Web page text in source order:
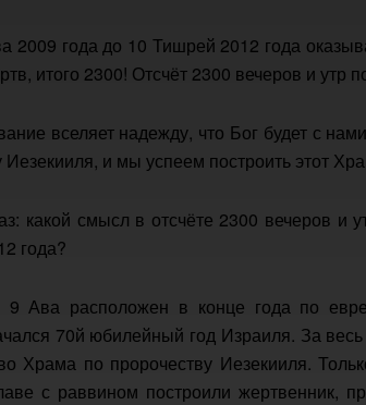
2009 года до 10 Тишрей 2012 года
итого 2300! Отсчёт 2300 вечеров и утр
вселяет надежду, что Бог будет с
Иезекииля, и мы успеем построить этот
какой смысл в отсчёте 2300 вечеров
года?
9 Ава расположен в конце года по
70й юбилейный год Израиля. За
Храма по пророчеству Иезекииля.
с раввином построили жертвенник,